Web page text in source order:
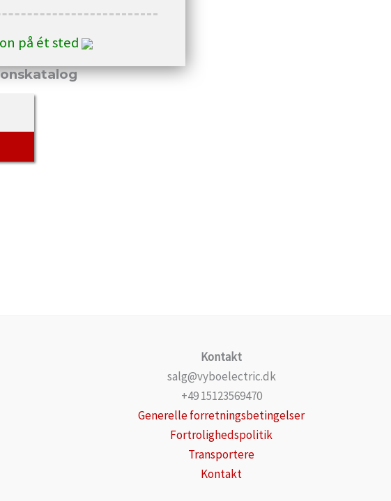
på ét sted
Kontakt
salg@vyboelectric.dk
+49 15123569470
Generelle forretningsbetingelser
Fortrolighedspolitik
Transportere
Kontakt